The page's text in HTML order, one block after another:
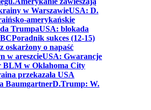
w WarszawieUSA: D.
amerykańskie
TrumpaUSA: blokada
Poradnik sukces (12-15)
oskarżony o napaść
w areszcieUSA: Gwarancje
BLM w Oklahoma City
przekazała USA
BaumgartnerD.Trump: W.